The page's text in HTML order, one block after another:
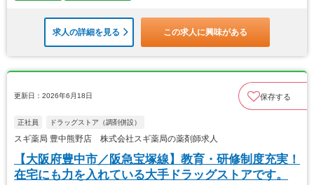
求人の詳細を見る この求人に興味がある
更新日：2026年6月18日 保存する
正社員 ドラッグストア（調剤併設）
スギ薬局 豊中熊野店 株式会社スギ薬局の薬剤師求人
【大阪府豊中市／阪急宝塚線】教育・研修制度充実！
在宅にも力を入れている大手ドラッグストアです。